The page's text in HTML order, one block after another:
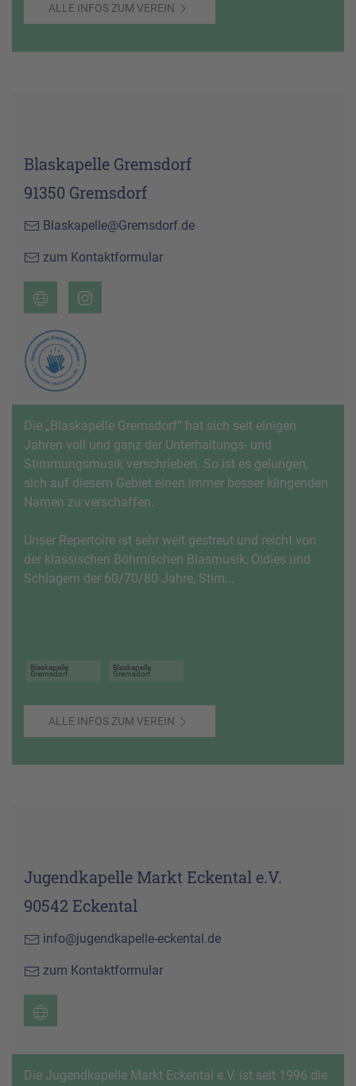
ALLE INFOS ZUM VEREIN
Blaskapelle Gremsdorf
91350 Gremsdorf
Blaskapelle@Gremsdorf.de
zum Kontaktformular
Die „Blaskapelle Gremsdorf“ hat sich seit einigen
Jahren voll und ganz der Unterhaltungs- und
Stimmungsmusik verschrieben. So ist es gelungen,
sich auf diesem Gebiet einen immer besser klingenden
Namen zu verschaffen.
Unser Repertoire ist sehr weit gestreut und reicht von
der klassischen Böhmischen Blasmusik, Oldies und
Schlagern der 60/70/80 Jahre, Stim...
Blaskapelle
Gremsdorf
Blaskapelle
Gremsdorf
ALLE INFOS ZUM VEREIN
Jugendkapelle Markt Eckental e.V.
90542 Eckental
info@jugendkapelle-eckental.de
zum Kontaktformular
Die Jugendkapelle Markt Eckental e.V. ist seit 1996 die